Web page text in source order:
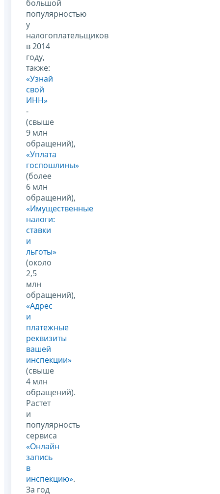
большой
популярностью
у
налогоплательщиков
в 2014
году,
также:
«Узнай
свой
ИНН»
-
(свыше
9 млн
обращений),
«Уплата
госпошлины»
(более
6 млн
обращений),
«Имущественные
налоги:
ставки
и
льготы»
(около
2,5
млн
обращений),
«Адрес
и
платежные
реквизиты
вашей
инспекции»
(свыше
4 млн
обращений).
Растет
и
популярность
сервиса
«Онлайн
запись
в
инспекцию».
За год